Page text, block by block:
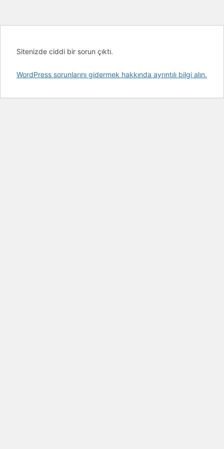
Sitenizde ciddi bir sorun çıktı.
WordPress sorunlarını gidermek hakkında ayrıntılı bilgi alın.